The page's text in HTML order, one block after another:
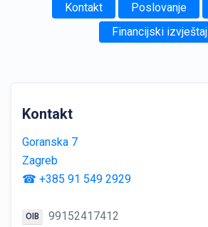
Kontakt Poslovanje
Financijski izvještaj
Kontakt
Goranska 7
Zagreb
☎ +385 91 549 2929
OIB 99152417412